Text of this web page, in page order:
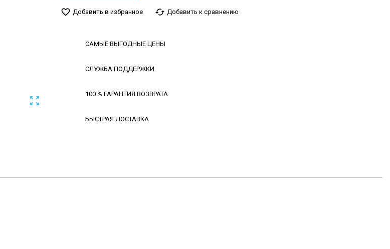

favorite_border Добавить в избранное cached Добавить к сравнению
САМЫЕ ВЫГОДНЫЕ ЦЕНЫ
СЛУЖБА ПОДДЕРЖКИ
100 % ГАРАНТИЯ ВОЗВРАТА
БЫСТРАЯ ДОСТАВКА